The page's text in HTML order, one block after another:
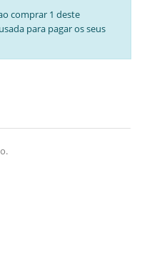
comprar 1 deste
para pagar os seus